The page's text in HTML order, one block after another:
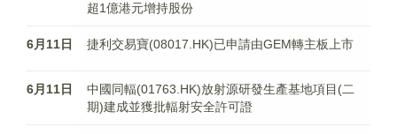
超1億港元增持股份
6月11日 捷利交易寶(08017.HK)已申請由GEM轉主板上市
6月11日
中國同輻(01763.HK)放射源研發生產基地項目(二
期)建成並獲批輻射安全許可證